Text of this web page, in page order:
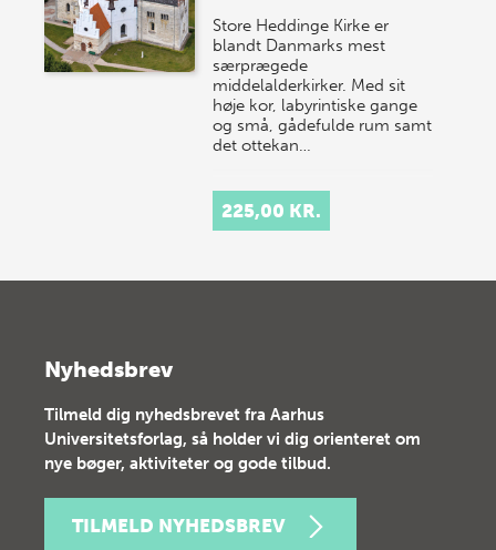
Store Heddinge Kirke er
blandt Danmarks mest
særprægede
middelalderkirker. Med sit
høje kor, labyrintiske gange
og små, gådefulde rum samt
det ottekan…
225,00 KR.
Nyhedsbrev
Tilmeld dig nyhedsbrevet fra Aarhus
Universitetsforlag, så holder vi dig orienteret om
nye bøger, aktiviteter og gode tilbud.
TILMELD NYHEDSBREV